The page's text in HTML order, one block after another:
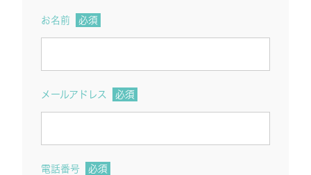
お名前 必須
メールアドレス 必須
電話番号 必須